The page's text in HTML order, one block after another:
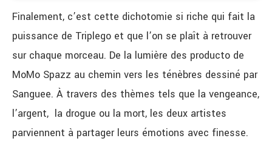
Finalement, c’est cette dichotomie si riche qui fait la
puissance de Triplego et que l’on se plaît à retrouver
sur chaque morceau. De la lumière des producto de
MoMo Spazz au chemin vers les ténèbres dessiné par
Sanguee. À travers des thèmes tels que la vengeance,
l’argent, la drogue ou la mort, les deux artistes
parviennent à partager leurs émotions avec finesse.